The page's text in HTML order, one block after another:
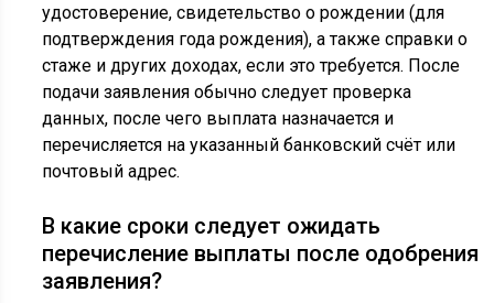
удостоверение, свидетельство о рождении (для
подтверждения года рождения), а также справки о
стаже и других доходах, если это требуется. После
подачи заявления обычно следует проверка
данных, после чего выплата назначается и
перечисляется на указанный банковский счёт или
почтовый адрес.
В какие сроки следует ожидать
перечисление выплаты после одобрения
заявления?